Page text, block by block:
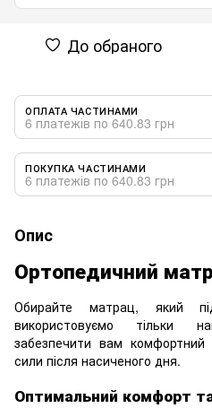
До обраного
ОПЛАТА ЧАСТИНАМИ
6 платежів по 640.83 грн
ПОКУПКА ЧАСТИНАМИ
6 платежів по 640.83 грн
Опис
Ортопедичний
Обирайте матрац, який
використовуємо тільки
забезпечити вам комфортний
сили після насиченого дня.
Оптимальний комфорт